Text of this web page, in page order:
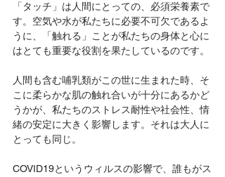
「タッチ」は人間にとっての、必須栄養素で
す。空気や水が私たちに必要不可欠であるよ
うに、「触れる」ことが私たちの身体と心に
はとても重要な役割を果たしているのです。
人間も含む哺乳類がこの世に生まれた時、そ
こに柔らかな肌の触れ合いが十分にあるかど
うかが、私たちのストレス耐性や社会性、情
緒の安定に大きく影響します。それは大人に
とっても同じ。
COVID19というウィルスの影響で、誰もがス